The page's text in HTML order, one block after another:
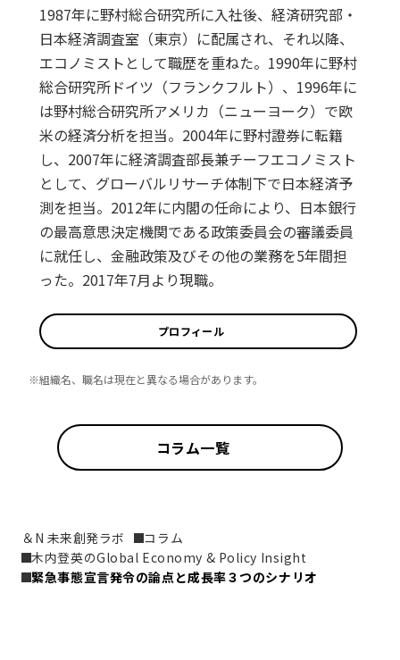
1987年に野村総合研究所に入社後、経済研究部・
日本経済調査室（東京）に配属され、それ以降、
エコノミストとして職歴を重ねた。1990年に野村
総合研究所ドイツ（フランクフルト）、1996年に
は野村総合研究所アメリカ（ニューヨーク）で欧
米の経済分析を担当。2004年に野村證券に転籍
し、2007年に経済調査部長兼チーフエコノミスト
として、グローバルリサーチ体制下で日本経済予
測を担当。2012年に内閣の任命により、日本銀行
の最高意思決定機関である政策委員会の審議委員
に就任し、金融政策及びその他の業務を5年間担
った。2017年7月より現職。
プロフィール
※組織名、職名は現在と異なる場合があります。
コラム一覧
＆N 未来創発ラボ
コラム
木内登英のGlobal Economy & Policy Insight
緊急事態宣言発令の論点と成長率３つのシナリオ